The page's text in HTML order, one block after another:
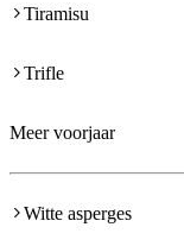
Tiramisu
Trifle
Meer voorjaar
Witte asperges